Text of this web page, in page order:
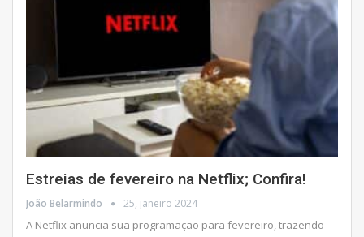
Estreias de fevereiro na Netflix; Confira!
João Belarmindo 25, janeiro 2024
A Netflix anuncia sua programação para fevereiro, trazendo